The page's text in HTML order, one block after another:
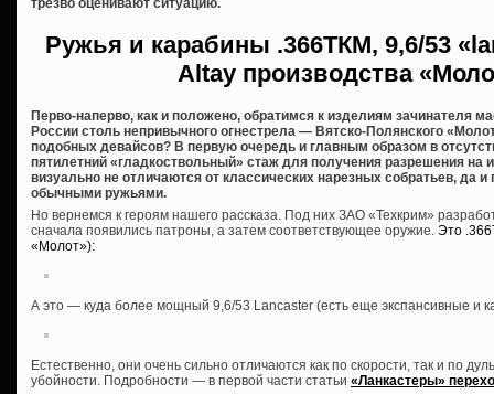
Ружья и карабины .366ТКМ, 9,6/53
Altay производства
Перво-наперво, как и положено, обратимся к изделиям зачинателя
России столь непривычного огнестрела — Вятско-Полянского
подобных девайсов? В первую очередь и главным образом в
пятилетний «гладкоствольный» стаж для получения разрешения на
визуально не отличаются от классических нарезных собратьев, да
обычными ружьями.
Но вернемся к героям нашего рассказа. Под них ЗАО «Техкрим»
сначала появились патроны, а затем соответствующее оружие. Это
«Молот»):
А это — куда более мощный 9,6/53 Lancaster (есть еще экспансивные и
Естественно, они очень сильно отличаются как по скорости, так и по
убойности. Подробности — в первой части статьи «Ланкастеры»